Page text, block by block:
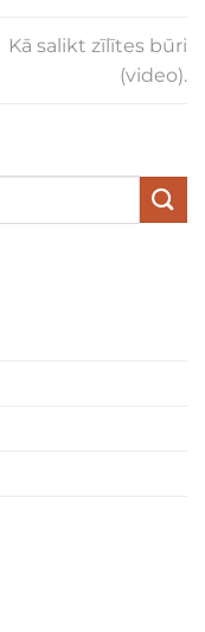
Kā salikt zīlītes būri
(video).